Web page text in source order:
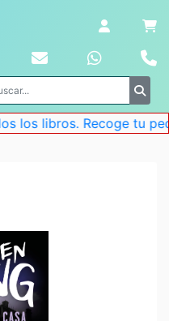
tu pedido en la